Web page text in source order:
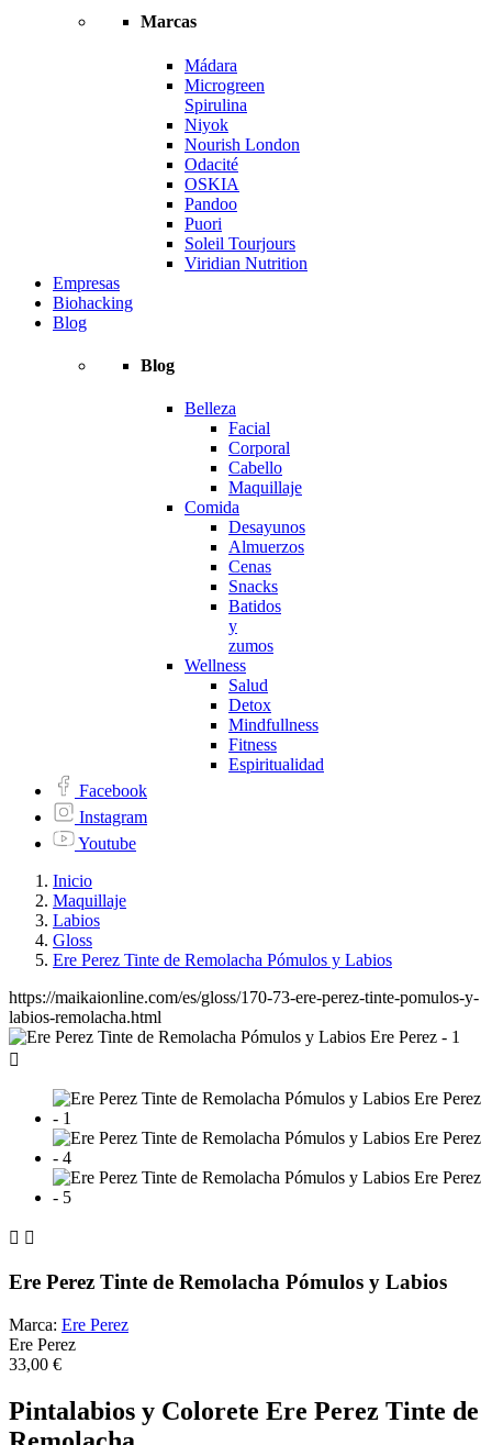
Marcas
Mádara
Microgreen
Spirulina
Niyok
Nourish London
Odacité
OSKIA
Pandoo
Puori
Soleil Tourjours
Viridian Nutrition
Empresas
Biohacking
Blog
Blog
Belleza
Facial
Corporal
Cabello
Maquillaje
Comida
Desayunos
Almuerzos
Cenas
Snacks
Batidos
y
zumos
Wellness
Salud
Detox
Mindfullness
Fitness
Espiritualidad
Facebook
Instagram
Youtube
Inicio
Maquillaje
Labios
Gloss
Ere Perez Tinte de Remolacha Pómulos y Labios
https://maikaionline.com/es/gloss/170-73-ere-perez-tinte-pomulos-y-
labios-remolacha.html

 
Ere Perez Tinte de Remolacha Pómulos y Labios
Marca: Ere Perez
Ere Perez
33,00 €
Pintalabios y Colorete Ere Perez Tinte de